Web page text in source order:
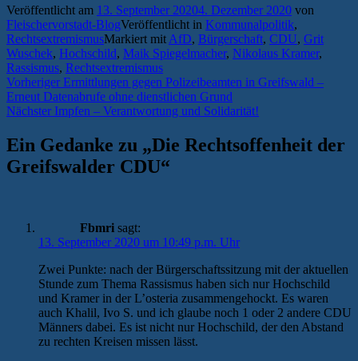
Veröffentlicht am 13. September 20204. Dezember 2020 von
Fleischervorstadt-BlogVeröffentlicht in Kommunalpolitik,
RechtsextremismusMarkiert mitAfD, Bürgerschaft, CDU, Grit
Wuschek, Hochschild, Maik Spiegelmacher, Nikolaus Kramer,
Rassismus, Rechtsextremismus
Beitragsnavigation
Vorheriger Vorheriger
Beitrag:
Ermittlungen gegen Polizeibeamten in Greifswald –
Erneut Datenabrufe ohne dienstlichen Grund
Nächster Nächster
Impfen – Verantwortung und Solidarität!
Ein Gedanke zu „Die Rechtsoffenheit der
Greifswalder CDU“
Fbmri sagt:
13. September 2020 um 10:49 p.m. Uhr
Zwei Punkte: nach der Bürgerschaftssitzung mit der aktuellen
Stunde zum Thema Rassismus haben sich nur Hochschild
und Kramer in der L’osteria zusammengehockt. Es waren
auch Khalil, Ivo S. und ich glaube noch 1 oder 2 andere CDU
Männers dabei. Es ist nicht nur Hochschild, der den Abstand
zu rechten Kreisen missen lässt.